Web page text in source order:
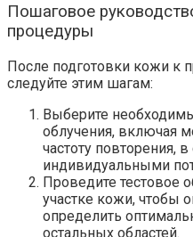
Пошаговое
процедуры
После подготовки кожи к
следуйте этим шагам:
Выберите
облучения, включая
частоту повторения,
индивидуальными
Проведите тестовое
участке кожи, чтобы
определить
остальных областей.